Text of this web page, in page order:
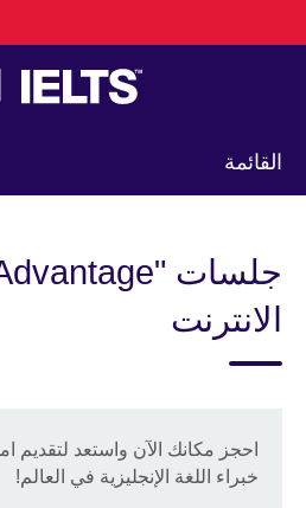
to
القائمة
الانترنت
خبراء اللغة الإنجليزية في العالم!